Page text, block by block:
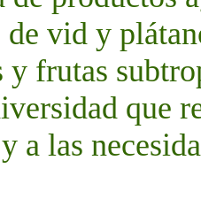
vid y
y frutas
que
a las